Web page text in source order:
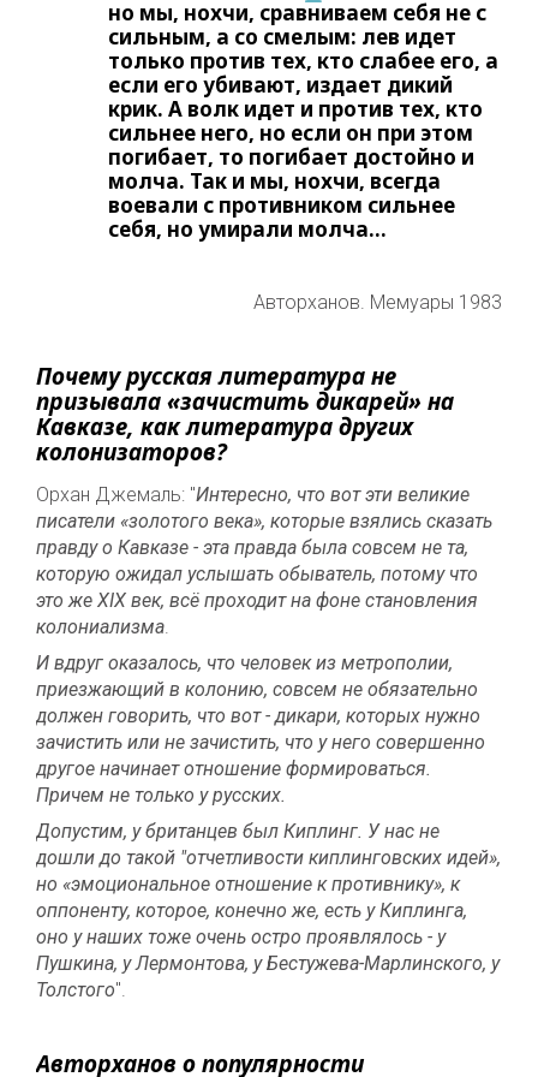
но мы, нохчи, сравниваем себя не с
сильным, а со смелым: лев идет
только против тех, кто слабее его, а
если его убивают, издает дикий
крик. А волк идет и против тех, кто
сильнее него, но если он при этом
погибает, то погибает достойно и
молча. Так и мы, нохчи, всегда
воевали с противником сильнее
себя, но умирали молча...
Авторханов. Мемуары 1983
Почему русская литература не
призывала «зачистить дикарей» на
Кавказе, как литература других
колонизаторов?
Орхан Джемаль: "Интересно, что вот эти великие
писатели «золотого века», которые взялись сказать
правду о Кавказе - эта правда была совсем не та,
которую ожидал услышать обыватель, потому что
это же XIX век, всё проходит на фоне становления
колониализма
И вдруг оказалось, что человек из метрополии,
приезжающий в колонию, совсем не обязательно
должен говорить, что вот - дикари, которых нужно
зачистить или не зачистить, что у него совершенно
другое начинает отношение формироваться.
Причем не только у русских.
Допустим, у британцев был Киплинг. У нас не
дошли до такой "отчетливости киплинговских идей»,
но «эмоциональное отношение к противнику», к
оппоненту, которое, конечно же, есть у Киплинга,
оно у наших тоже очень остро проявлялось - у
Пушкина, у Лермонтова, у Бестужева-Марлинского, у
Толстого".
Авторханов о популярности